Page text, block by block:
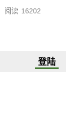
阅读 16202
登陆